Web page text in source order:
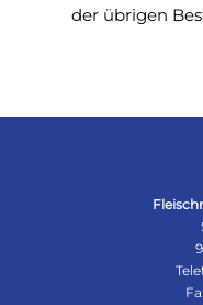
der übrigen